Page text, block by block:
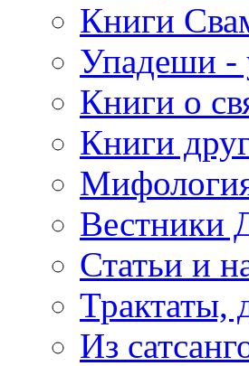
Книги
Упадеши -
Книги о
Книги
Вестники
Статьи и
Трактаты,
Из